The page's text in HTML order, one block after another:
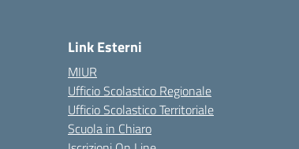
Link Esterni
MIUR
Ufficio Scolastico Regionale
Ufficio Scolastico Territoriale
Scuola in Chiaro